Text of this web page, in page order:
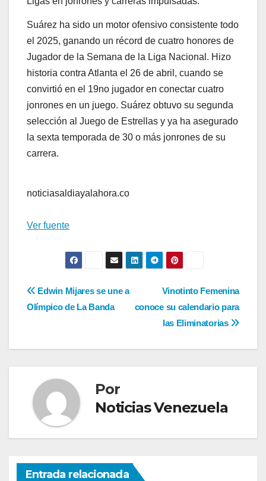
Suárez ha sido un motor ofensivo consistente todo
el 2025, ganando un récord de cuatro honores de
Jugador de la Semana de la Liga Nacional. Hizo
historia contra Atlanta el 26 de abril, cuando se
convirtió en el 19no jugador en conectar cuatro
jonrones en un juego. Suárez obtuvo su segunda
selección al Juego de Estrellas y ya ha asegurado
la sexta temporada de 30 o más jonrones de su
carrera.
noticiasaldiayalahora.co
Ver fuente
Navegación
de
entradas
Vinotinto Femenina
conoce su calendario para
las Eliminatorias
Edwin Mijares se une a
Olímpico de La Banda
Por
Noticias Venezuela
Entrada relacionada